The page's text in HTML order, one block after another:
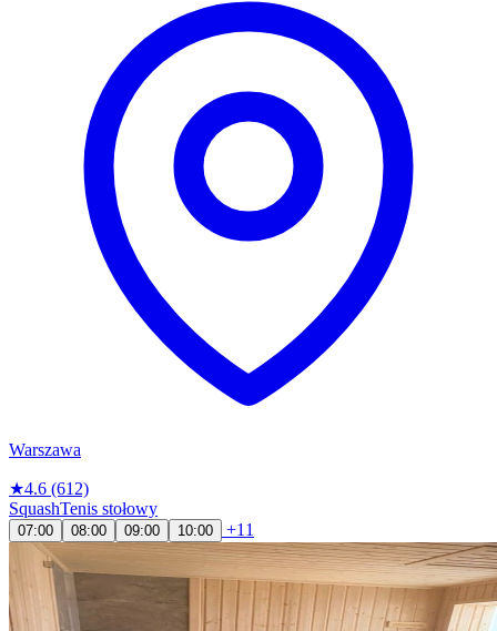
Warszawa
★4.6 (612)
SquashTenis stołowy
07:00 08:00 09:00 10:00 +11